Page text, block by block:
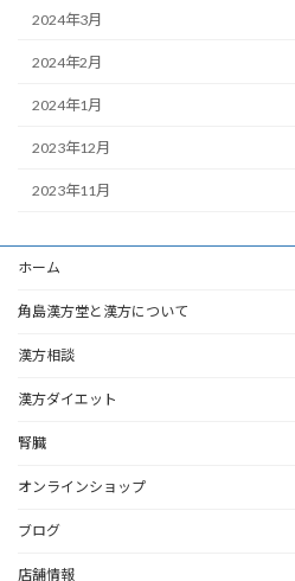
2024年3月
2024年2月
2024年1月
2023年12月
2023年11月
ホーム
角島漢方堂と漢方について
漢方相談
漢方ダイエット
腎臓
オンラインショップ
ブログ
店舗情報